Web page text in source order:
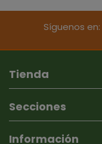
Síguenos en:
Tienda
Secciones
Información